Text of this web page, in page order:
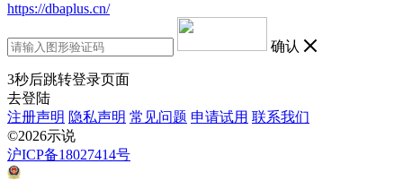
https://dbaplus.cn/
确认
3秒后跳转登录页面
去登陆
注册声明 隐私声明 常见问题 申请试用 联系我们
©2026示说
沪ICP备18027414号